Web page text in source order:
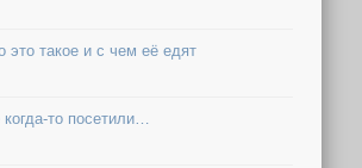
это такое и с чем её едят
то посетили…